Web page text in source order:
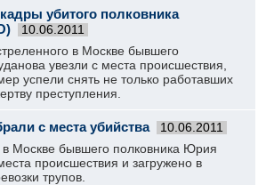
убитого полковника
10.06.2011
в Москве бывшего
увезли с места происшествия,
успели снять не только работавших
преступления.
с места убийства 10.06.2011
в Москве бывшего полковника Юрия
происшествия и загружено в
трупов.